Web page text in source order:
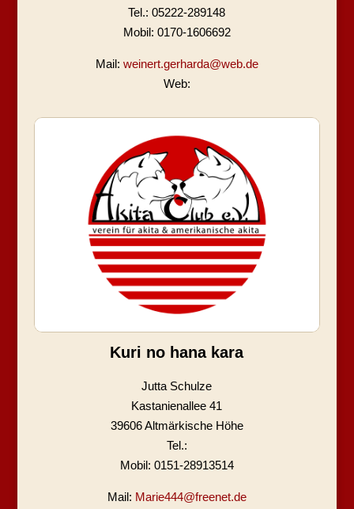
Tel.: 05222-289148
Mobil: 0170-1606692
Mail: weinert.gerharda@web.de
Web:
Kuri no hana kara
Jutta Schulze
Kastanienallee 41
39606 Altmärkische Höhe
Tel.:
Mobil: 0151-28913514
Mail: Marie444@freenet.de